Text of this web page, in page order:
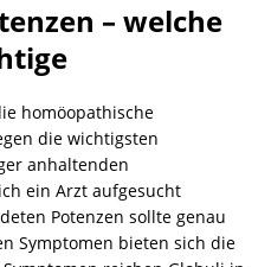
– welche
homöopathische
die wichtigsten
anhaltenden
ein Arzt aufgesucht
Potenzen sollte genau
Symptomen bieten sich die